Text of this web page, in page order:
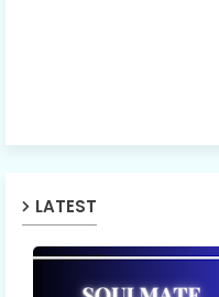
LATEST